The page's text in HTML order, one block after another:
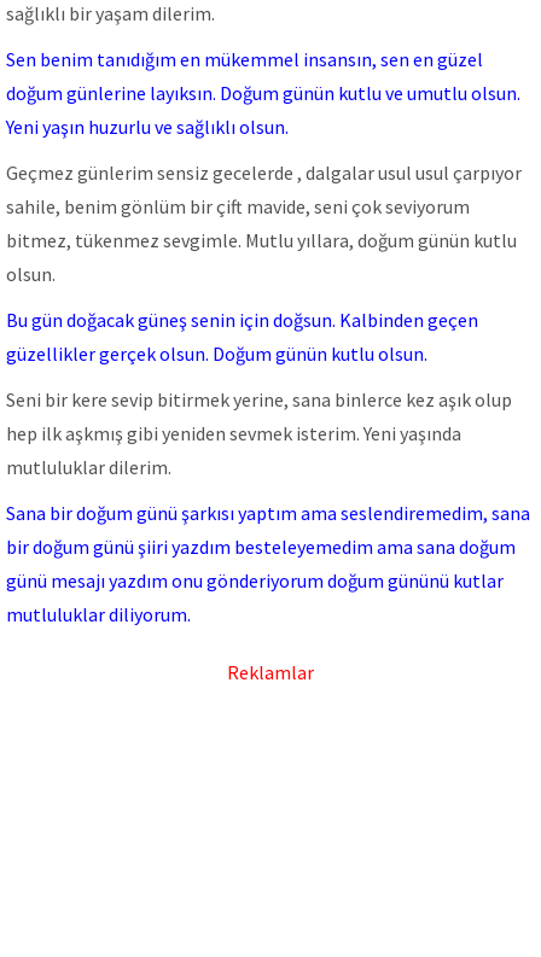
sağlıklı bir yaşam dilerim.
Sen benim tanıdığım en mükemmel insansın, sen en güzel
doğum günlerine layıksın. Doğum günün kutlu ve umutlu olsun.
Yeni yaşın huzurlu ve sağlıklı olsun.
Geçmez günlerim sensiz gecelerde , dalgalar usul usul çarpıyor
sahile, benim gönlüm bir çift mavide, seni çok seviyorum
bitmez, tükenmez sevgimle. Mutlu yıllara, doğum günün kutlu
olsun.
Bu gün doğacak güneş senin için doğsun. Kalbinden geçen
güzellikler gerçek olsun. Doğum günün kutlu olsun.
Seni bir kere sevip bitirmek yerine, sana binlerce kez aşık olup
hep ilk aşkmış gibi yeniden sevmek isterim. Yeni yaşında
mutluluklar dilerim.
Sana bir doğum günü şarkısı yaptım ama seslendiremedim, sana
bir doğum günü şiiri yazdım besteleyemedim ama sana doğum
günü mesajı yazdım onu gönderiyorum doğum gününü kutlar
mutluluklar diliyorum.
Reklamlar